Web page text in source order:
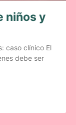
niños y
caso clínico El
debe ser